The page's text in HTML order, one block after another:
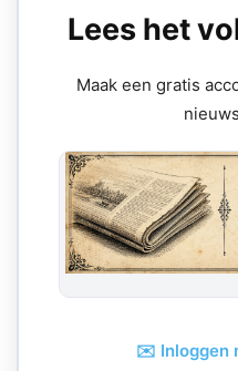
Lees het
Maak een gratis
✉️ Inloggen